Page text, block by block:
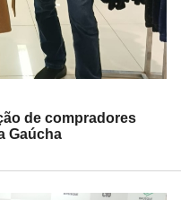
de compradores
Gaúcha